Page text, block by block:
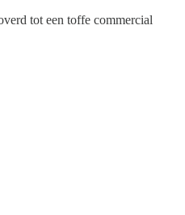
tot een toffe commercial